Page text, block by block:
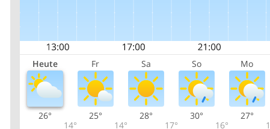
Heute Fr Sa So Mo
26°
14°
25°
14°
28°
17°
30°
16°
27°